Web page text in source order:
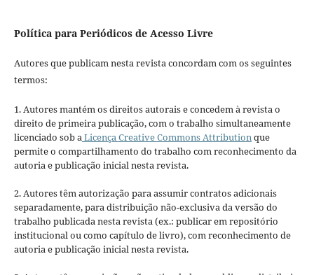
Política para Periódicos de Acesso Livre
Autores que publicam nesta revista concordam com os seguintes
termos:
1. Autores mantém os direitos autorais e concedem à revista o
direito de primeira publicação, com o trabalho simultaneamente
licenciado sob aLicença Creative Commons Attributionque
permite o compartilhamento do trabalho com reconhecimento da
autoria e publicação inicial nesta revista.
2. Autores têm autorização para assumir contratos adicionais
separadamente, para distribuição não-exclusiva da versão do
trabalho publicada nesta revista (ex.: publicar em repositório
institucional ou como capítulo de livro), com reconhecimento de
autoria e publicação inicial nesta revista.